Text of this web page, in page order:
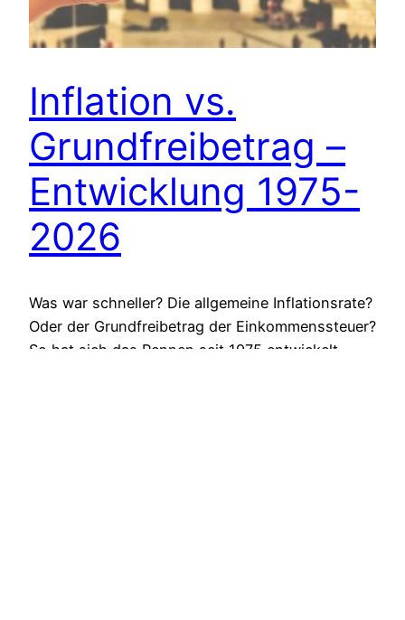
Inflation vs.
Grundfreibetrag –
Entwicklung 1975-
2026
Was war schneller? Die allgemeine Inflationsrate?
Oder der Grundfreibetrag der Einkommenssteuer?
So hat sich das Rennen seit 1975 entwickelt.